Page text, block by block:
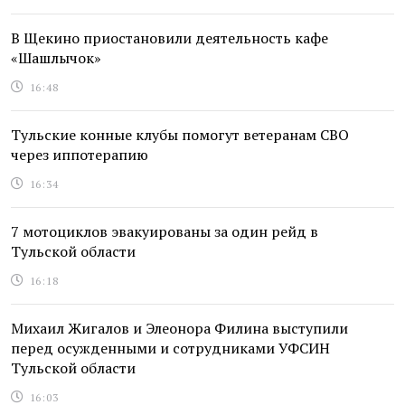
В Щекино приостановили деятельность кафе
«Шашлычок»
16:48
Тульские конные клубы помогут ветеранам СВО
через иппотерапию
16:34
7 мотоциклов эвакуированы за один рейд в
Тульской области
16:18
Михаил Жигалов и Элеонора Филина выступили
перед осужденными и сотрудниками УФСИН
Тульской области
16:03